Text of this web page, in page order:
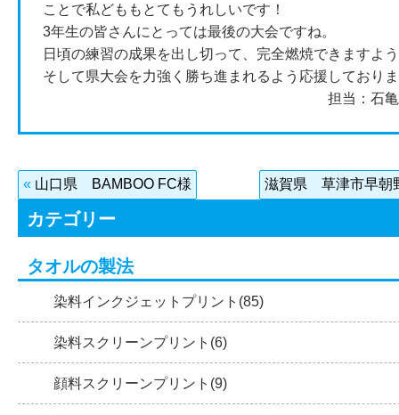
ことで私どももとてもうれしいです！
3年生の皆さんにとっては最後の大会ですね。
日頃の練習の成果を出し切って、完全燃焼できますよ
そして県大会を力強く勝ち進まれるよう応援しており
担当：石
« 山口県 BAMBOO FC様 滋賀県 草津市早朝
カテゴリー
タオルの製法
染料インクジェットプリント(85)
染料スクリーンプリント(6)
顔料スクリーンプリント(9)